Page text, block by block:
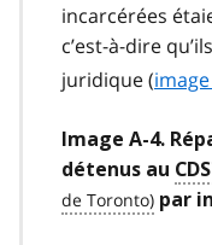
incarcérées
c’est-à-dire
juridique (
Image A-4.
détenus au
par